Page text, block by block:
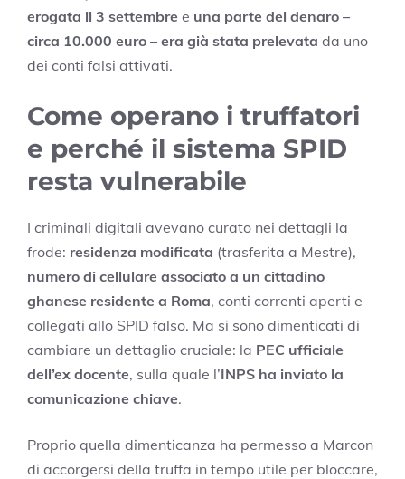
erogata il 3 settembre e una parte del denaro –
circa 10.000 euro – era già stata prelevata da uno
dei conti falsi attivati.
Come operano i truffatori
e perché il sistema SPID
resta vulnerabile
I criminali digitali avevano curato nei dettagli la
frode: residenza modificata (trasferita a Mestre),
numero di cellulare associato a un cittadino
ghanese residente a Roma, conti correnti aperti e
collegati allo SPID falso. Ma si sono dimenticati di
cambiare un dettaglio cruciale: la PEC ufficiale
dell’ex docente, sulla quale l’INPS ha inviato la
comunicazione chiave.
Proprio quella dimenticanza ha permesso a Marcon
di accorgersi della truffa in tempo utile per bloccare,